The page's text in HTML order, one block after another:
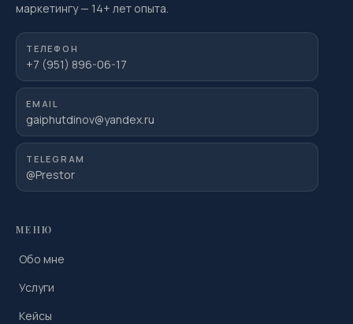
маркетингу— 14+ лет опыта.
ТЕЛЕФОН
+7 (951) 896-06-17
EMAIL
gaiphutdinov@yandex.ru
TELEGRAM
@Prestor
МЕНЮ
Обо мне
Услуги
Кейсы